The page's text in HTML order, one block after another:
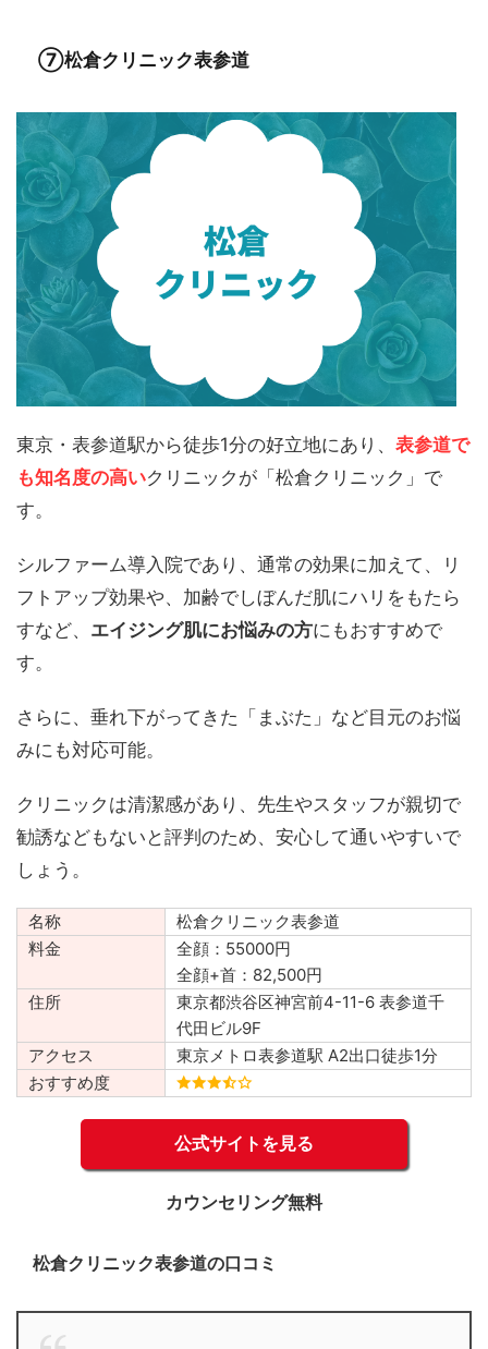
⑦松倉クリニック表参道
東京・表参道駅から徒歩1分の好立地にあり、 表参道で
も知名度の高いクリニックが「松倉クリニック」で
す。
シルファーム導入院であり、通常の効果に加えて、リ
フトアップ効果や、加齢でしぼんだ肌にハリをもたら
すなど、 エイジング肌にお悩みの方にもおすすめで
す。
さらに、垂れ下がってきた「まぶた」など目元のお悩
みにも対応可能。
クリニックは清潔感があり、先生やスタッフが親切で
勧誘などもないと評判のため、安心して通いやすいで
しょう。
名称
松倉クリニック表参道
料金
全顔：55000円
全顔+首：82,500円
住所
東京都渋谷区神宮前4-11-6 表参道千
代田ビル9F
アクセス
東京メトロ表参道駅 A2出口徒歩1分
おすすめ度
公式サイトを見る
カウンセリング無料
松倉クリニック表参道の口コミ